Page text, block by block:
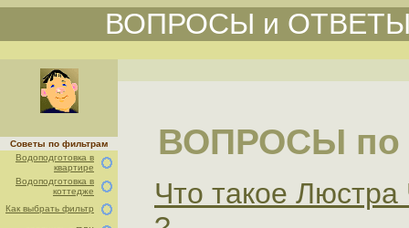
ВОПРОСЫ и
Советы по фильтрам
Водоподготовка в
квартире
Водоподготовка в
коттедже
Как выбрать фильтр
ВОПРОСЫ
Что такое Люстра